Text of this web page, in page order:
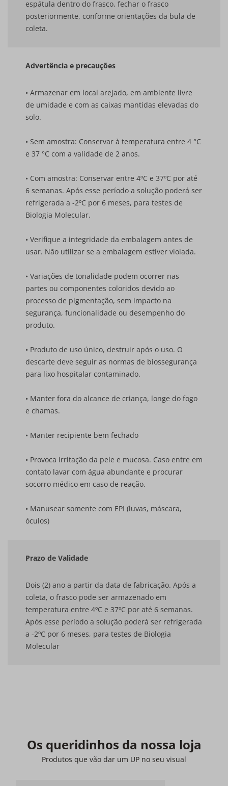
espátula dentro do frasco, fechar o frasco
posteriormente, conforme orientações da bula de
coleta.
Advertência e precauções
• Armazenar em local arejado, em ambiente livre
de umidade e com as caixas mantidas elevadas do
solo.
• Sem amostra: Conservar à temperatura entre 4 °C
e 37 °C com a validade de 2 anos.
• Com amostra: Conservar entre 4ºC e 37ºC por até
6 semanas. Após esse período a solução poderá ser
refrigerada a -2ºC por 6 meses, para testes de
Biologia Molecular.
• Verifique a integridade da embalagem antes de
usar. Não utilizar se a embalagem estiver violada.
• Variações de tonalidade podem ocorrer nas
partes ou componentes coloridos devido ao
processo de pigmentação, sem impacto na
segurança, funcionalidade ou desempenho do
produto.
• Produto de uso único, destruir após o uso. O
descarte deve seguir as normas de biossegurança
para lixo hospitalar contaminado.
• Manter fora do alcance de criança, longe do fogo
e chamas.
• Manter recipiente bem fechado
• Provoca irritação da pele e mucosa. Caso entre em
contato lavar com água abundante e procurar
socorro médico em caso de reação.
• Manusear somente com EPI (luvas, máscara,
óculos)
Prazo de Validade
Dois (2) ano a partir da data de fabricação. Após a
coleta, o frasco pode ser armazenado em
temperatura entre 4ºC e 37ºC por até 6 semanas.
Após esse período a solução poderá ser refrigerada
a -2ºC por 6 meses, para testes de Biologia
Molecular
Os queridinhos da nossa loja
Produtos que vão dar um UP no seu visual